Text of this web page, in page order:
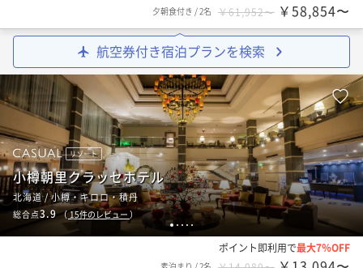
夕朝食付き /2名 ￥61,952〜 ￥58,854〜
航空券付き宿泊プランを検索
1 2 3 4 5
リゾート
小樽朝里クラッセホテル
北海道 / 小樽・キロロ・積丹
総合点3.9（15件のレビュー ）
ポイント即利用で最大7％OFF